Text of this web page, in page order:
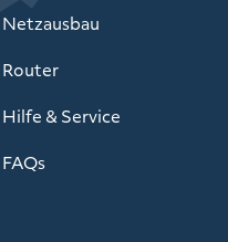
Netzausbau
Router
Hilfe & Service
FAQs